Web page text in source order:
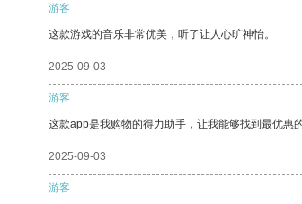
游客
这款游戏的音乐非常优美，听了让人心旷神怡。
2025-09-03
游客
这款app是我购物的得力助手，让我能够找到最优惠
2025-09-03
游客